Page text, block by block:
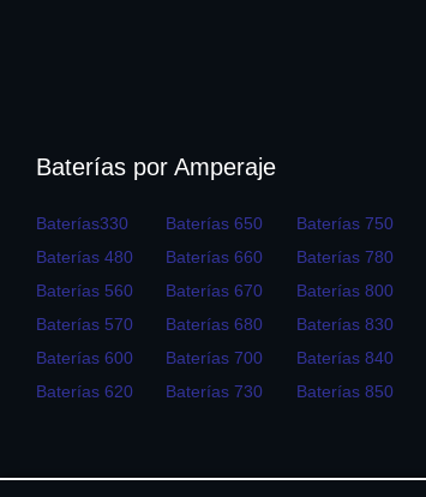
Baterías por Amperaje
Baterías330
Baterías 480
Baterías 560
Baterías 570
Baterías 600
Baterías 620
Baterías 650
Baterías 660
Baterías 670
Baterías 680
Baterías 700
Baterías 730
Baterías 750
Baterías 780
Baterías 800
Baterías 830
Baterías 840
Baterías 850